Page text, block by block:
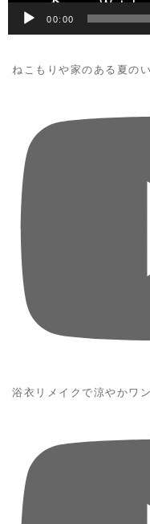
00:00
ねこもりや家のある夏の
浴衣リメイクで涼やかワ